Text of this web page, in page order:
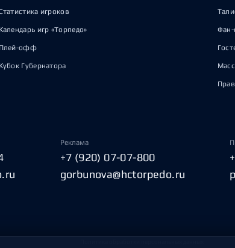
игроков
Календарь игр «Торпедо»
Плей-офф
Кубок Губернатора
Фан-
Реклама
+7 (920) 07-07-800
gorbunova@hctorpedo.ru